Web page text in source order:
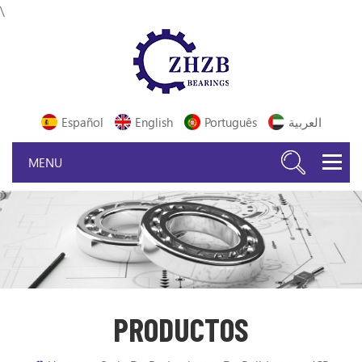
\
Español English Português العربية
PRODUCTOS